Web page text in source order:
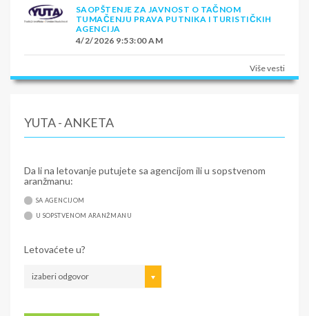
SAOPŠTENJE ZA JAVNOST O TAČNOM
TUMAČENJU PRAVA PUTNIKA I TURISTIČKIH
AGENCIJA
4/2/2026 9:53:00 AM
Više vesti
YUTA - ANKETA
Da li na letovanje putujete sa agencijom ili u sopstvenom
aranžmanu:
SA AGENCIJOM
U SOPSTVENOM ARANŽMANU
Letovaćete u?
izaberi odgovor